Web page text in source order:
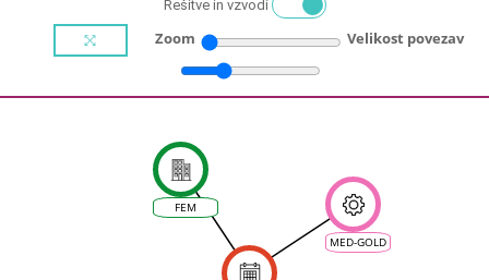
Rešitve in vzvodi
Zoom Velikost povezav
FEM
MED-GOLD